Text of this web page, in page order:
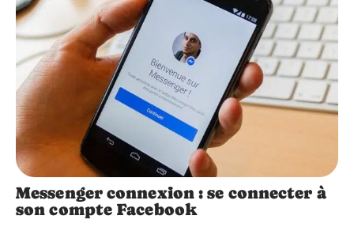
Messenger connexion : se connecter à
son compte Facebook